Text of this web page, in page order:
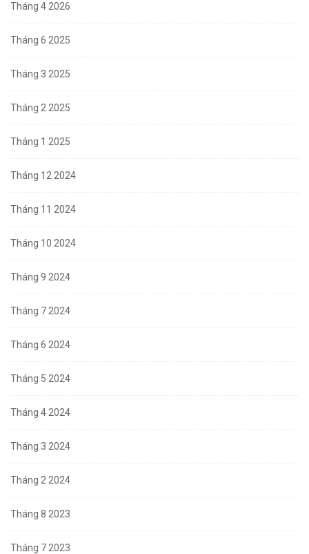
Tháng 4 2026
Tháng 6 2025
Tháng 3 2025
Tháng 2 2025
Tháng 1 2025
Tháng 12 2024
Tháng 11 2024
Tháng 10 2024
Tháng 9 2024
Tháng 7 2024
Tháng 6 2024
Tháng 5 2024
Tháng 4 2024
Tháng 3 2024
Tháng 2 2024
Tháng 8 2023
Tháng 7 2023